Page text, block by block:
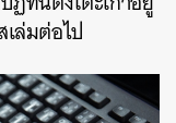
ล่มต่อไป